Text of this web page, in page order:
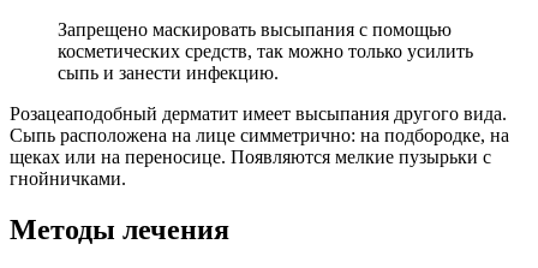
Запрещено маскировать высыпания с помощью
косметических средств, так можно только усилить
сыпь и занести инфекцию.
Розацеаподобный дерматит имеет высыпания другого вида.
Сыпь расположена на лице симметрично: на подбородке, на
щеках или на переносице. Появляются мелкие пузырьки с
гнойничками.
Методы лечения